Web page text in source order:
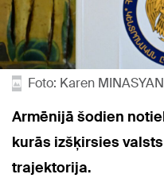
Foto: Karen
Armēnijā šodien
kurās izšķirsies
trajektorija.